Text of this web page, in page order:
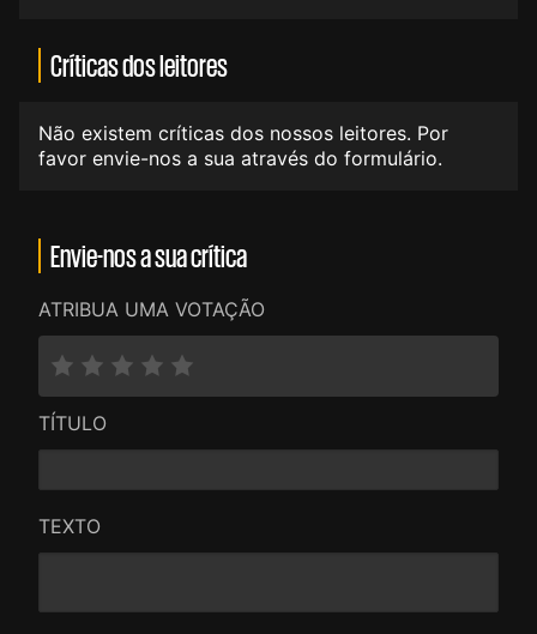
Críticas dos leitores
Não existem críticas dos nossos leitores. Por
favor envie-nos a sua através do formulário.
Envie-nos a sua crítica
ATRIBUA UMA VOTAÇÃO
TÍTULO
TEXTO